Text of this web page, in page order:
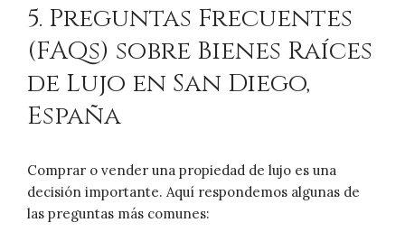
5. Preguntas Frecuentes
(FAQs) sobre Bienes Raíces
de Lujo en San Diego,
España
Comprar o vender una propiedad de lujo es una
decisión importante. Aquí respondemos algunas de
las preguntas más comunes: